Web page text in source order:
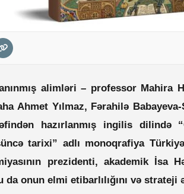
alimləri – professor Mahira
Ahmet Yılmaz, Fərahilə
hazırlanmış ingilis
tarixi” adlı monoqrafiya
prezidenti, akademik İsa
onun elmi etibarlılığını və strateji